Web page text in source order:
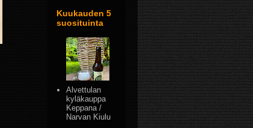
Kuukauden 5
suosituinta
Alvettulan
kyläkauppa
Keppana /
Narvan Kiulu